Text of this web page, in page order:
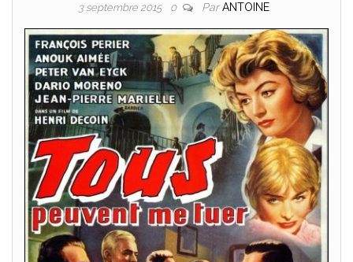
3 septembre 2015 0 ParANTOINE